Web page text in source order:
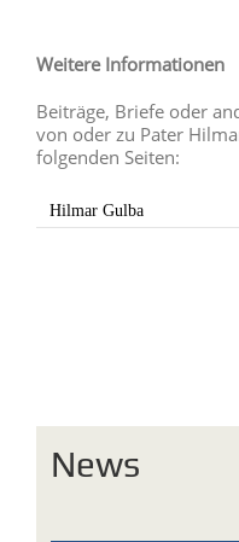
Weitere Informationen
Beiträge, Briefe oder
von oder zu Pater
folgenden Seiten:
News